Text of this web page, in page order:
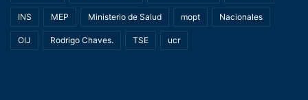
INS MEP Ministerio de Salud mopt Nacionales
OIJ Rodrigo Chaves. TSE ucr